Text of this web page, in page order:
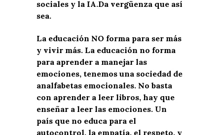
sociales y la IA.Da vergüenza que así
sea.
La educación NO forma para ser más
y vivir más. La educación no forma
para aprender a manejar las
emociones, tenemosuna sociedad de
analfabetas emocionales. No basta
con aprender a leer libros, hay que
enseñar a leer las emociones. Un
país que no educa para el
autocontrol, la empatía, el respeto, y